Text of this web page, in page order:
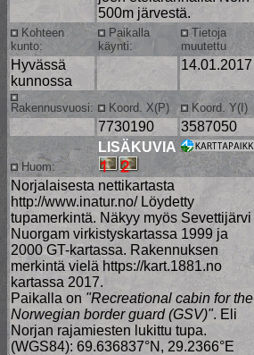
500m järvestä.
Kohteen
kunto:
Paikalla
käynti:
Tietoja
muutettu
Hyvässä
kunnossa
14.01.2017
Rakennusvuosi: Koord. X(P) Koord. Y(I)
7730190 3587050
Huom:
LISÄKUVIA
Norjalaisesta nettikartasta
http://www.inatur.no/ Löydetty
tupamerkintä. Näkyy myös Sevettijärvi
Nuorgam virkistyskartassa 1999 ja
2000 GT-kartassa. Rakennuksen
merkintä vielä https://kart.1881.no
kartassa 2017.
Paikalla on "Recreational cabin for the
Norwegian border guard (GSV)". Eli
Norjan rajamiesten lukittu tupa.
(WGS84): 69.636837°N, 29.2366°E